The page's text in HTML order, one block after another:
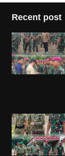
Recent post